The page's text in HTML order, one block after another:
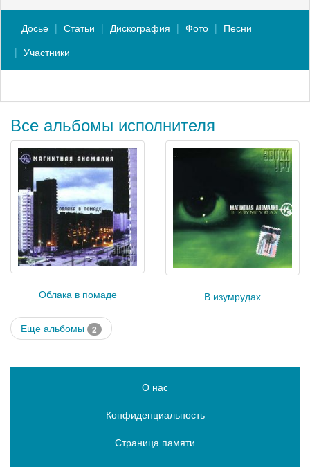
Досье Статьи Дискография Фото
Песни
Участники
Все альбомы исполнителя
Облака в помаде В изумрудах
Еще альбомы 2
О нас
Конфиденциальность
Страница памяти